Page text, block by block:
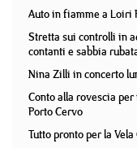
Auto in fiamme a Loiri
Stretta sui controlli in
contanti e sabbia
Nina Zilli in concerto
Conto alla rovescia
Porto Cervo
Tutto pronto per la